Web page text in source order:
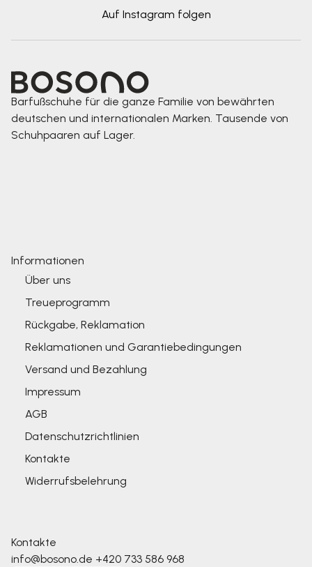
Auf Instagram folgen
Barfußschuhe für die ganze Familie von bewährten
deutschen und internationalen Marken. Tausende von
Schuhpaaren auf Lager.
Informationen
Über uns
Treueprogramm
Rückgabe, Reklamation
Reklamationen und Garantiebedingungen
Versand und Bezahlung
Impressum
AGB
Datenschutzrichtlinien
Kontakte
Widerrufsbelehrung
Kontakte
info@bosono.de +420 733 586 968